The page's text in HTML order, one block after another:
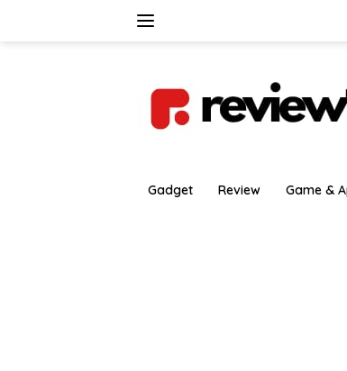
Gadget Review Game &